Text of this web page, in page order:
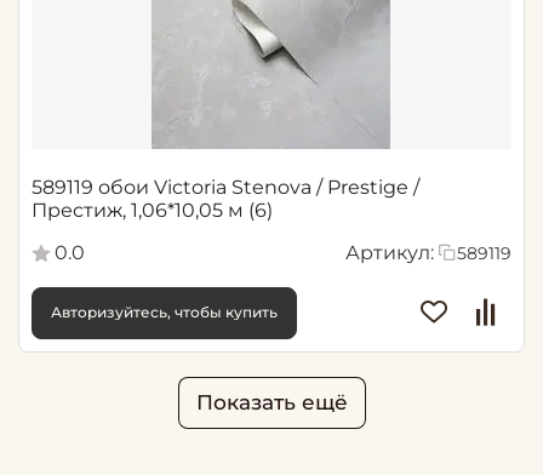
589119 обои Victoria Stenova / Prestige /
Престиж, 1,06*10,05 м (6)
0.0
Артикул: 589119
Авторизуйтесь, чтобы купить
Показать ещё